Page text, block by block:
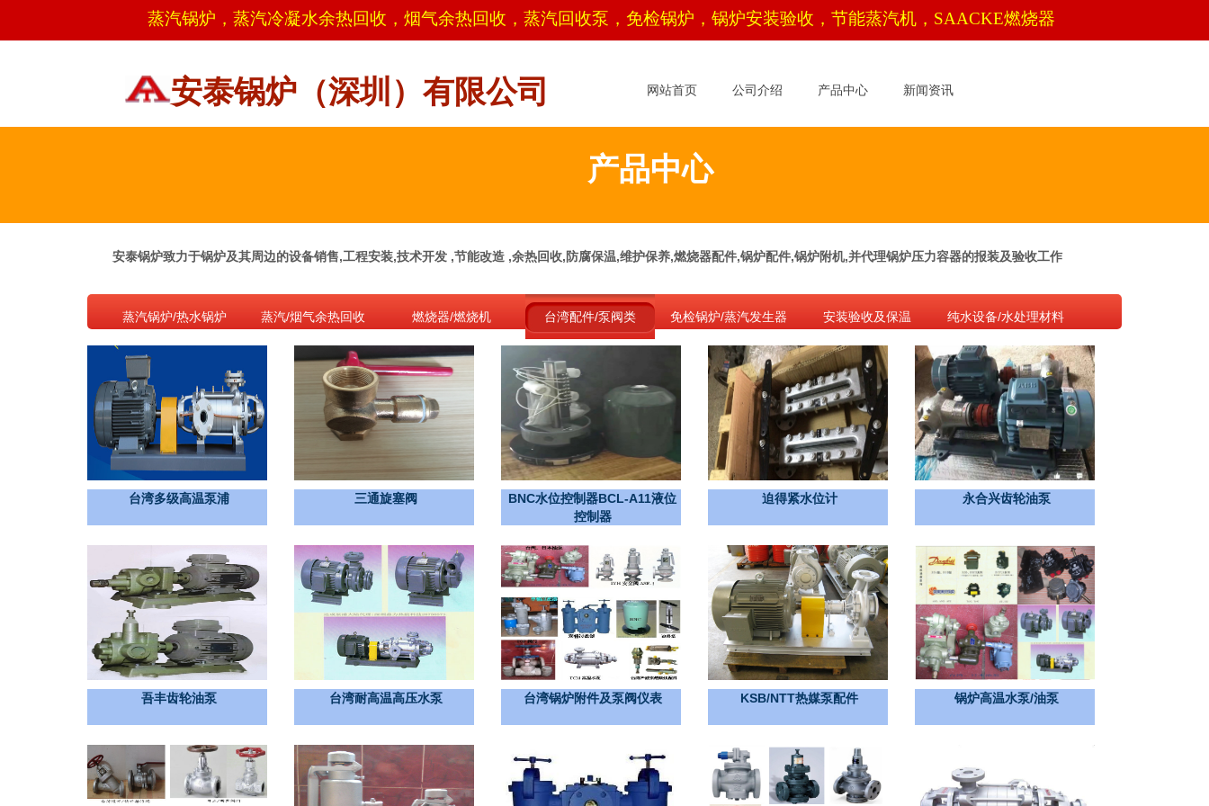
蒸汽锅炉， 蒸汽冷凝水余热回收，烟气余热回收，蒸汽回收泵，免检锅炉，锅炉安装验收，节能蒸汽机， SAACKE燃烧器
安泰锅炉（深圳）有限公司 网站首页 公司介绍 产品中心 新闻资讯
产品中心
安泰锅炉致力于锅炉及其周边的设备销售,工程安装,技术开发 ,节能改造 ,余热回收,防腐保温,维护保养,燃烧器配件,锅炉配件,锅炉附机,并代理锅炉压力容器的报装及验收工作
蒸汽锅炉/热水锅炉 蒸汽/烟气余热回收 燃烧器/燃烧机 台湾配件/泵阀类 免检锅炉/蒸汽发生器 安装验收及保温 纯水设备/水处理材料
台湾多级高温泵浦 三通旋塞阀
BNC水位控制器BCL-A11液位
控制器
迫得紧水位计 永合兴齿轮油泵
吾丰齿轮油泵 台湾耐高温高压水泵 台湾锅炉附件及泵阀仪表 KSB/NTT热媒泵配件 锅炉高温水泵/油泵